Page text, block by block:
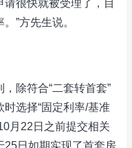
很快就被受理了，目
”方先生说。
除符合“二套转首套”
选择“固定利率/基准
月22日之前提交相关
25日如期实现了首套房